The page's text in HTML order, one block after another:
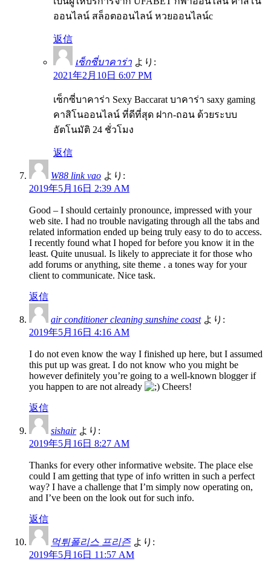
ออนไลน์ สล็อตออนไลน์ หวยออนไลน์c
返信
เซ็กซี่บาคาร่า より:
2021年2月10日 6:07 PM
เซ็กซี่บาคาร่า Sexy Baccarat บาคาร่า saxy gaming
คาสิโนออนไลน์ ที่ดีที่สุด ฝาก-ถอน ด้วยระบบ
อัตโนมัติ 24 ชั่วโมง
返信
W88 link vao より:
2019年5月16日 2:39 AM
Good – I should certainly pronounce, impressed with your
web site. I had no trouble navigating through all the tabs and
related information ended up being truly easy to do to access.
I recently found what I hoped for before you know it in the
least. Quite unusual. Is likely to appreciate it for those who
add forums or anything, site theme . a tones way for your
client to communicate. Nice task.
返信
air conditioner cleaning sunshine coast より:
2019年5月16日 4:16 AM
I do not even know the way I finished up here, but I assumed
this put up was great. I do not know who you might be
however definitely you’re going to a well-known blogger if
you happen to are not already
Cheers!
返信
sishair より:
2019年5月16日 8:27 AM
Thanks for every other informative website. The place else
could I am getting that type of info written in such a perfect
way? I have a challenge that I’m simply now operating on,
and I’ve been on the look out for such info.
返信
먹튀폴리스 프리즌 より:
2019年5月16日 11:57 AM